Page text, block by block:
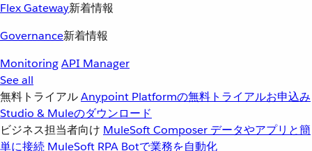
Flex Gateway新着情報
Governance新着情報
MonitoringAPI Manager
See all
無料トライアルAnypoint Platformの無料トライアルお申込み
Studio & Muleのダウンロード
ビジネス担当者向け MuleSoft Composer データやアプリと簡
単に接続 MuleSoft RPA Botで業務を自動化